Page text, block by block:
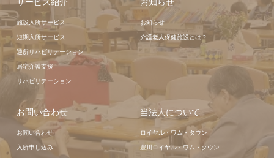
施設入所サービス
短期入所サービス
通所リハビリテーション
居宅介護支援
リハビリテーション
お知らせ
介護老人保健施設とは？
お問い合わせ
お問い合わせ
入所申し込み
当法人について
ロイヤル・ワム・タウン
豊川ロイヤル・ワム・タウン